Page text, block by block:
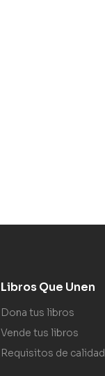
Libros Que Unen
Dona tus libros
Vende tus libros
Requisitos de calidad